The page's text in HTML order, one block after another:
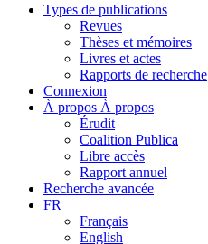
Types de publications
Revues
Thèses et mémoires
Livres et actes
Rapports de recherche
Connexion
À propos À propos
Érudit
Coalition Publica
Libre accès
Rapport annuel
Recherche avancée
FR
Français
English